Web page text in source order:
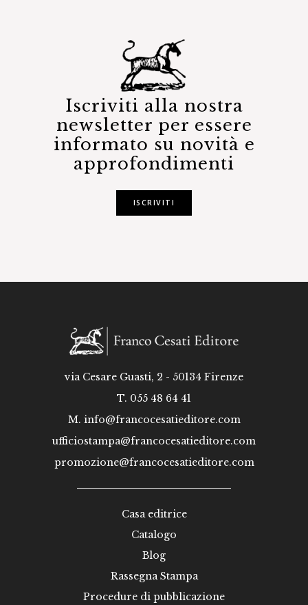
Iscriviti alla nostra
newsletter per essere
informato su novità e
approfondimenti
ISCRIVITI
via Cesare Guasti, 2 - 50134 Firenze
T. 055 48 64 41
M. info@francocesatieditore.com
ufficiostampa@francocesatieditore.com
promozione@francocesatieditore.com
Casa editrice
Catalogo
Blog
Rassegna Stampa
Procedure di pubblicazione